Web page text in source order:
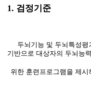
1. 검정기준
두뇌기능 및 두뇌특성평
기반으로 대상자의 두뇌능
위한 훈련프로그램을 제